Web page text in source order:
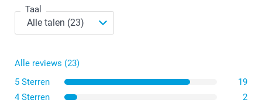
Taal
Alle reviews (23)
5 Sterren
19
4 Sterren
2